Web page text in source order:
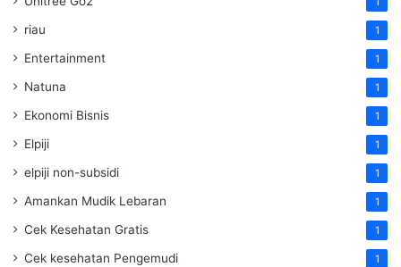
riau 1
Entertainment 1
Natuna 1
Ekonomi Bisnis 1
Elpiji 1
elpiji non-subsidi 1
Amankan Mudik Lebaran 1
Cek Kesehatan Gratis 1
Cek kesehatan Pengemudi 1